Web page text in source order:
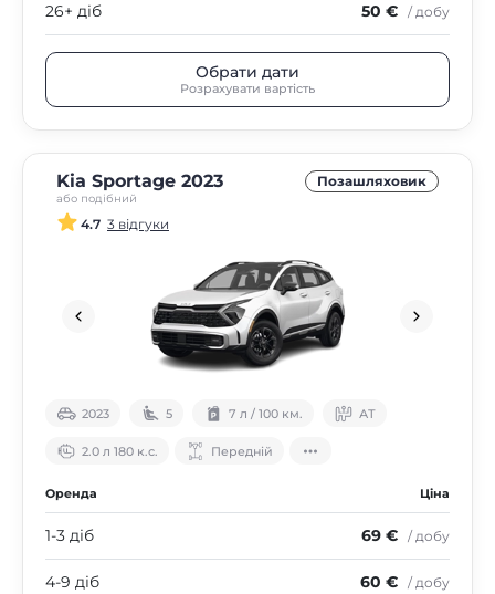
26+ діб 50 € / добу
Обрати дати
Розрахувати вартість
Kia Sportage 2023
або подібний
Позашляховик
4.7 3 відгуки
2023 5 7 л / 100 км. АТ
2.0 л 180 к.с. Передній
Оренда Ціна
1-3 діб 69 € / добу
4-9 діб 60 € / добу